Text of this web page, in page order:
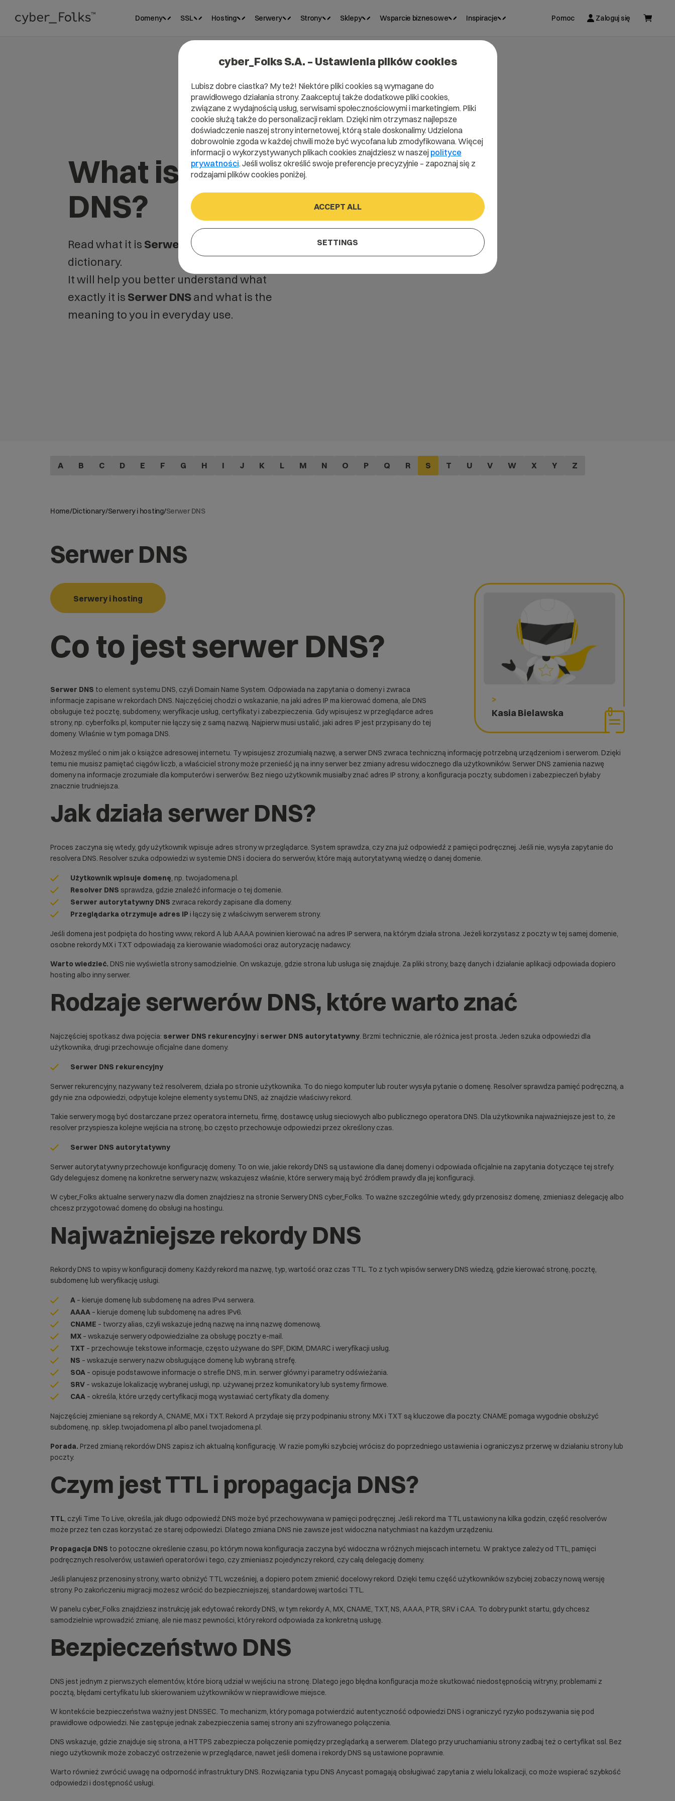
Domeny SSL Hosting Serwery Strony Sklepy Wsparcie biznesowe Inspiracje Pomoc Zaloguj się
What is Serwer
DNS?
Read what it is Serwer DNS
dictionary.
It will help you better understand what
exactly it is Serwer DNSand what is the
meaning to you in everyday use.
A B C D E F G H I J K L M N O P Q R S T U V W X Y Z
Home/Dictionary/Serwery i hosting/Serwer DNS
Serwer DNS
>
Kasia Bielawska
Serwery i hosting
Co to jest serwer DNS?
Serwer DNS to element systemu DNS, czyli Domain Name System. Odpowiada na zapytania o domeny i zwraca
informacje zapisane w rekordach DNS. Najczęściej chodzi o wskazanie, na jaki adres IP ma kierować domena, ale DNS
obsługuje też pocztę, subdomeny, weryfikacje usług, certyfikaty i zabezpieczenia. Gdy wpisujesz w przeglądarce adres
strony, np. cyberfolks.pl, komputer nie łączy się z samą nazwą. Najpierw musi ustalić, jaki adres IP jest przypisany do tej
domeny. Właśnie w tym pomaga DNS.
Możesz myśleć o nim jak o książce adresowej internetu. Ty wpisujesz zrozumiałą nazwę, a serwer DNS zwraca techniczną informację potrzebną urządzeniom i serwerom. Dzięki
temu nie musisz pamiętać ciągów liczb, a właściciel strony może przenieść ją na inny serwer bez zmiany adresu widocznego dla użytkowników. Serwer DNS zamienia nazwę
domeny na informacje zrozumiałe dla komputerów i serwerów. Bez niego użytkownik musiałby znać adres IP strony, a konfiguracja poczty, subdomen i zabezpieczeń byłaby
znacznie trudniejsza.
Jak działa serwer DNS?
Proces zaczyna się wtedy, gdy użytkownik wpisuje adres strony w przeglądarce. System sprawdza, czy zna już odpowiedź z pamięci podręcznej. Jeśli nie, wysyła zapytanie do
resolvera DNS. Resolver szuka odpowiedzi w systemie DNS i dociera do serwerów, które mają autorytatywną wiedzę o danej domenie.
Użytkownik wpisuje domenę, np. twojadomena.pl.
Resolver DNS sprawdza, gdzie znaleźć informacje o tej domenie.
Serwer autorytatywny DNS zwraca rekordy zapisane dla domeny.
Przeglądarka otrzymuje adres IP i łączy się z właściwym serwerem strony.
Jeśli domena jest podpięta do hosting www, rekord A lub AAAA powinien kierować na adres IP serwera, na którym działa strona. Jeżeli korzystasz z poczty w tej samej domenie,
osobne rekordy MX i TXT odpowiadają za kierowanie wiadomości oraz autoryzację nadawcy.
Warto wiedzieć. DNS nie wyświetla strony samodzielnie. On wskazuje, gdzie strona lub usługa się znajduje. Za pliki strony, bazę danych i działanie aplikacji odpowiada dopiero
hosting albo innyserwer.
Rodzaje serwerów DNS, które warto znać
Najczęściej spotkasz dwa pojęcia: serwer DNS rekurencyjny i serwer DNS autorytatywny. Brzmi technicznie, ale różnica jest prosta. Jeden szuka odpowiedzi dla
użytkownika, drugi przechowuje oficjalne dane domeny.
Serwer DNS rekurencyjny
Serwer rekurencyjny, nazywany też resolverem, działa po stronie użytkownika. To do niego komputer lub router wysyła pytanie o domenę. Resolver sprawdza pamięć podręczną, a
gdy nie zna odpowiedzi, odpytuje kolejne elementy systemu DNS, aż znajdzie właściwy rekord.
Takie serwery mogą być dostarczane przez operatora internetu, firmę, dostawcę usług sieciowych albo publicznego operatora DNS. Dla użytkownika najważniejsze jest to, że
resolver przyspiesza kolejne wejścia na stronę, bo często przechowuje odpowiedzi przez określony czas.
Serwer DNS autorytatywny
Serwer autorytatywny przechowuje konfigurację domeny. To on wie, jakie rekordy DNS są ustawione dla danej domeny i odpowiada oficjalnie na zapytania dotyczące tej strefy.
Gdy delegujesz domenę na konkretne serwery nazw, wskazujesz właśnie, które serwery mają być źródłem prawdy dla jej konfiguracji.
W cyber_Folks aktualne serwery nazw dla domen znajdziesz na stronie Serwery DNS cyber_Folks. To ważne szczególnie wtedy, gdy przenosisz domenę, zmieniasz delegację albo
chcesz przygotować domenę do obsługi na hostingu.
Najważniejsze rekordy DNS
Rekordy DNS to wpisy w konfiguracji domeny. Każdy rekord ma nazwę, typ, wartość oraz czas TTL. To z tych wpisów serwery DNS wiedzą, gdzie kierować stronę, pocztę,
subdomenę lub weryfikację usługi.
A – kieruje domenę lub subdomenę na adres IPv4serwera.
AAAA – kieruje domenę lub subdomenę na adres IPv6.
CNAME – tworzy alias, czyli wskazuje jedną nazwę na inną nazwę domenową.
MX – wskazuje serwery odpowiedzialne za obsługę poczty e-mail.
TXT – przechowuje tekstowe informacje, często używane do SPF, DKIM, DMARC i weryfikacji usług.
NS – wskazuje serwery nazw obsługujące domenę lub wybraną strefę.
SOA – opisuje podstawowe informacje o strefie DNS, m.in. serwer główny i parametry odświeżania.
SRV – wskazuje lokalizację wybranej usługi, np. używanej przez komunikatory lub systemy firmowe.
CAA – określa, które urzędy certyfikacji mogą wystawiać certyfikaty dla domeny.
Najczęściej zmieniane są rekordy A, CNAME, MX i TXT. Rekord A przydaje się przy podpinaniu strony. MX i TXT są kluczowe dla poczty. CNAME pomaga wygodnie obsłużyć
subdomenę, np. sklep.twojadomena.pl albo panel.twojadomena.pl.
Porada. Przed zmianą rekordów DNS zapisz ich aktualną konfigurację. W razie pomyłki szybciej wrócisz do poprzedniego ustawienia i ograniczysz przerwę w działaniu strony lub
poczty.
Czym jest TTL i propagacja DNS?
TTL, czyli Time To Live, określa, jak długo odpowiedź DNS może być przechowywana w pamięci podręcznej. Jeśli rekord ma TTL ustawiony na kilka godzin, część resolverów
może przez ten czas korzystać ze starej odpowiedzi. Dlatego zmiana DNS nie zawsze jest widoczna natychmiast na każdym urządzeniu.
Propagacja DNS to potoczne określenie czasu, po którym nowa konfiguracja zaczyna być widoczna w różnych miejscach internetu. W praktyce zależy od TTL, pamięci
podręcznych resolverów, ustawień operatorów i tego, czy zmieniasz pojedynczy rekord, czy całą delegację domeny.
Jeśli planujesz przenosiny strony, warto obniżyć TTL wcześniej, a dopiero potem zmienić docelowy rekord. Dzięki temu część użytkowników szybciej zobaczy nową wersję
strony. Po zakończeniu migracji możesz wrócić do bezpieczniejszej, standardowej wartości TTL.
W panelu cyber_Folks znajdziesz instrukcję jak edytować rekordy DNS, w tym rekordy A, MX, CNAME, TXT, NS, AAAA, PTR, SRV i CAA. To dobry punkt startu, gdy chcesz
samodzielnie wprowadzić zmianę, ale nie masz pewności, który rekord odpowiada za konkretną usługę.
Bezpieczeństwo DNS
DNS jest jednym z pierwszych elementów, które biorą udział w wejściu na stronę. Dlatego jego błędna konfiguracja może skutkować niedostępnością witryny, problemami z
pocztą, błędami certyfikatu lub skierowaniem użytkowników w nieprawidłowe miejsce.
W kontekście bezpieczeństwa ważny jest DNSSEC. To mechanizm, który pomaga potwierdzić autentyczność odpowiedzi DNS i ograniczyć ryzyko podszywania się pod
prawidłowe odpowiedzi. Nie zastępuje jednak zabezpieczenia samej strony ani szyfrowanego połączenia.
DNS wskazuje, gdzie znajduje się strona, a HTTPS zabezpiecza połączenie pomiędzy przeglądarką a serwerem. Dlatego przy uruchamianiu strony zadbaj też o certyfikat ssl. Bez
niego użytkownik może zobaczyć ostrzeżenie w przeglądarce, nawet jeśli domena i rekordy DNS są ustawione poprawnie.
Warto również zwrócić uwagę na odporność infrastruktury DNS. Rozwiązania typu DNS Anycast pomagają obsługiwać zapytania z wielu lokalizacji, co może wspierać szybkość
odpowiedzi i dostępność usługi.
cyber_Folks S.A. – Ustawienia plików cookies
Lubisz dobre ciastka? My też! Niektóre pliki cookies są wymagane do
prawidłowego działania strony. Zaakceptuj także dodatkowe pliki cookies,
związane z wydajnością usług, serwisami społecznościowymi i marketingiem. Pliki
cookie służą także do personalizacji reklam. Dzięki nim otrzymasz najlepsze
doświadczenie naszej strony internetowej, którą stale doskonalimy. Udzielona
dobrowolnie zgoda w każdej chwili może być wycofana lub zmodyfikowana. Więcej
informacji o wykorzystywanych plikach cookies znajdziesz w naszej polityce
prywatności. Jeśli wolisz określić swoje preferencje precyzyjnie – zapoznaj się z
rodzajami plików cookies poniżej.
ACCEPT ALL
SETTINGS